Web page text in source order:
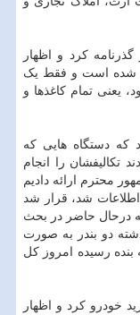
کرد و اظهار
شده است و فقط یک
یعنی تمام کاغذها و
مهلتی بود که دستگاه هایی که
تکالیفشان را انجام
محترم ارائه دادیم
شد، قرار شد
که درحال حاضر در بحث
دو بندر به صورت
رسیده امروز کل
خودرو کرد و اظهار